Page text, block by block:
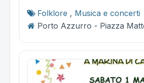
Folklore , Musica e concerti
Porto Azzurro - Piazza